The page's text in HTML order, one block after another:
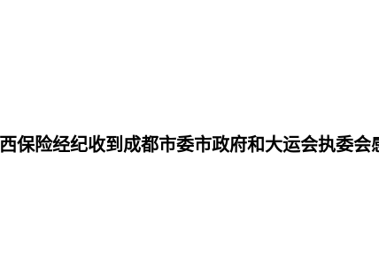
险经纪收到成都市委市政府和大运会执委会